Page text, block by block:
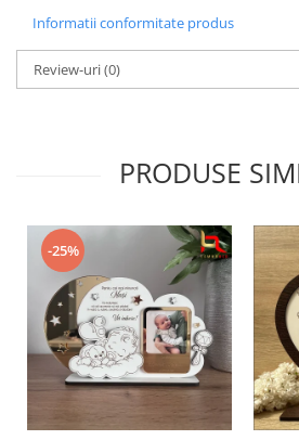
Informatii conformitate produs
Review-uri(0)
PRODUSE
-25%